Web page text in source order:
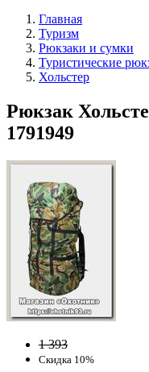
Главная
Туризм
Рюкзаки и сумки
Туристические
Хольстер
Рюкзак
1791949
1 393
Скидка 10%